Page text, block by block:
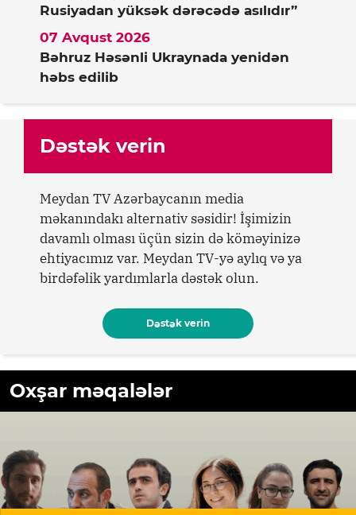
Rusiyadan yüksək dərəcədə asılıdır”
Bəhruz Həsənli Ukraynada yenidən
həbs edilib
07 Avqust 2026
Dəstək verin
Meydan TV Azərbaycanın media
məkanındakı alternativ səsidir! İşimizin
davamlı olması üçün sizin də köməyinizə
ehtiyacımız var. Meydan TV-yə aylıq və ya
birdəfəlik yardımlarla dəstək olun.
Dəstək verin
Oxşar məqalələr